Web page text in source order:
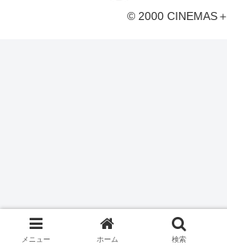
© 2000 CINEMAS＋.
メニュー ホーム 検索